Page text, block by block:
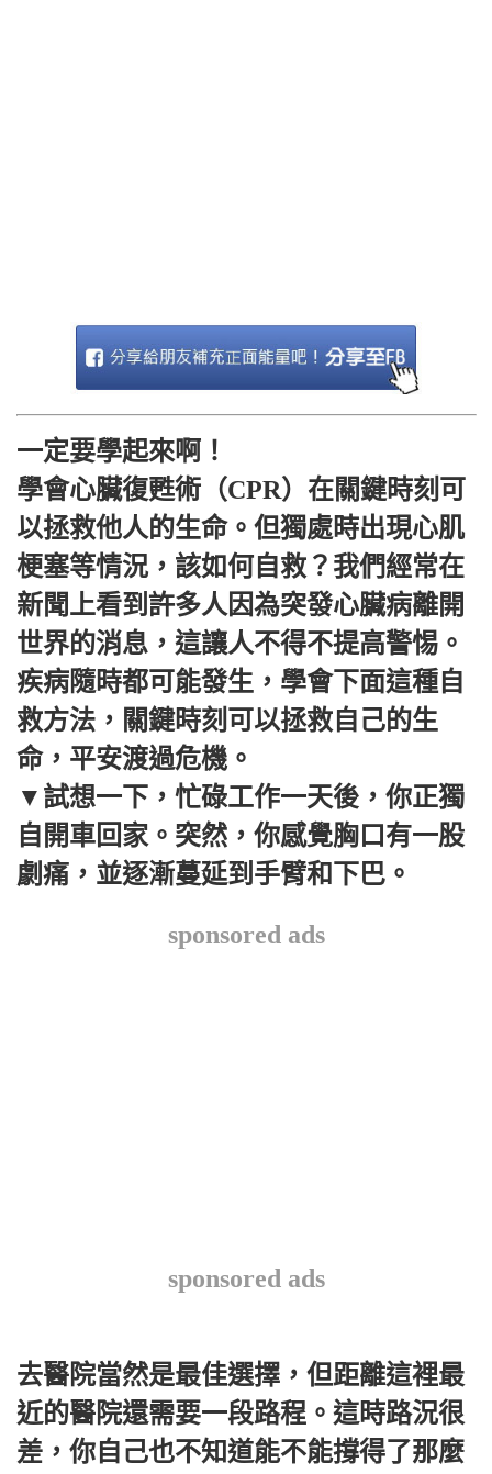
一定要學起來啊！
學會心臟復甦術（CPR）在關鍵時刻可
以拯救他人的生命。但獨處時出現心肌
梗塞等情況，該如何自救？我們經常在
新聞上看到許多人因為突發心臟病離開
世界的消息，這讓人不得不提高警惕。
疾病隨時都可能發生，學會下面這種自
救方法，關鍵時刻可以拯救自己的生
命，平安渡過危機。
▼試想一下，忙碌工作一天後，你正獨
自開車回家。突然，你感覺胸口有一股
劇痛，並逐漸蔓延到手臂和下巴。
sponsored ads
sponsored ads
去醫院當然是最佳選擇，但距離這裡最
近的醫院還需要一段路程。這時路況很
差，你自己也不知道能不能撐得了那麼